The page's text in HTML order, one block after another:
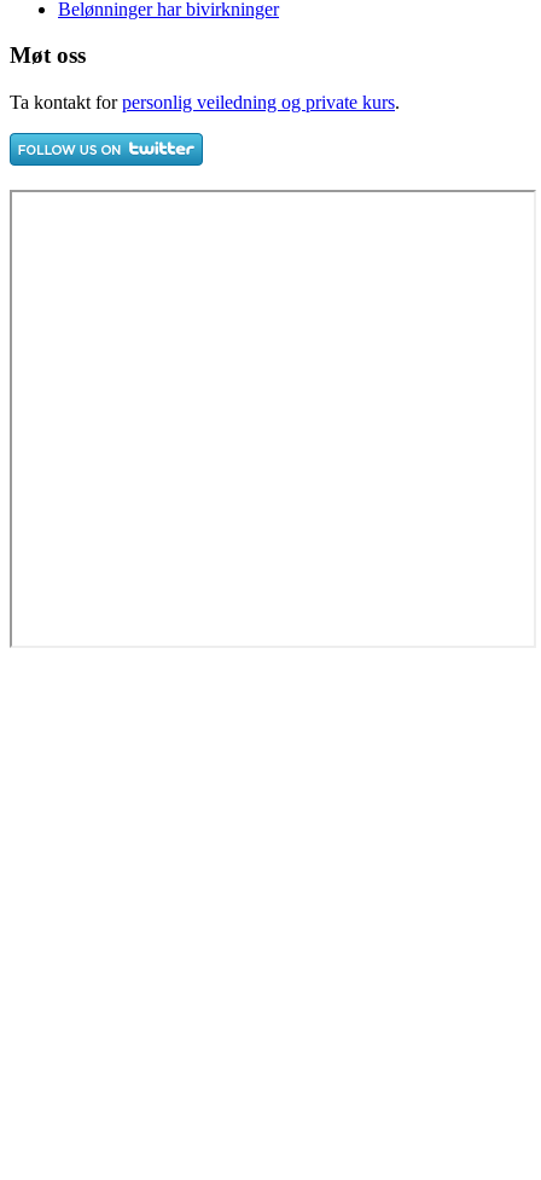
Belønninger har bivirkninger
Møt oss
Ta kontakt forpersonlig veiledning og private kurs.